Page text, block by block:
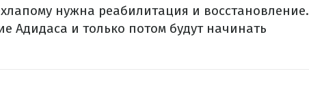
нужна реабилитация и восстановление.
Адидаса и только потом будут начинать